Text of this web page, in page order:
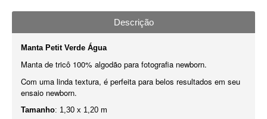
Descrição
Manta Petit Verde Água
Manta de tricô 100% algodão para fotografia newborn.
Com uma linda textura, é perfeita para belos resultados em seu
ensaio newborn.
Tamanho: 1,30 x 1,20 m